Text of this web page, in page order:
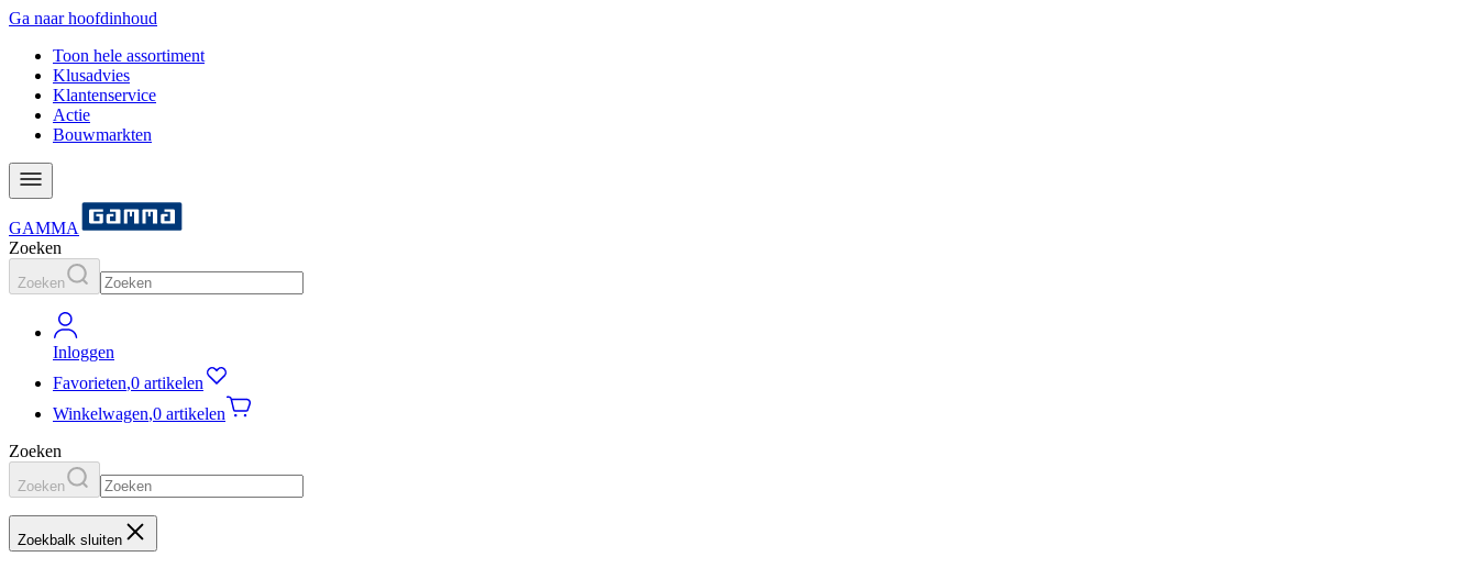
Ga naar hoofdinhoud
Toon hele assortiment
Klusadvies
Klantenservice
Actie
Bouwmarkten
GAMMA
Zoeken
Zoeken
Inloggen
Favorieten,0 artikelen
Winkelwagen,0 artikelen
Zoeken
Zoeken
Zoekbalk sluiten